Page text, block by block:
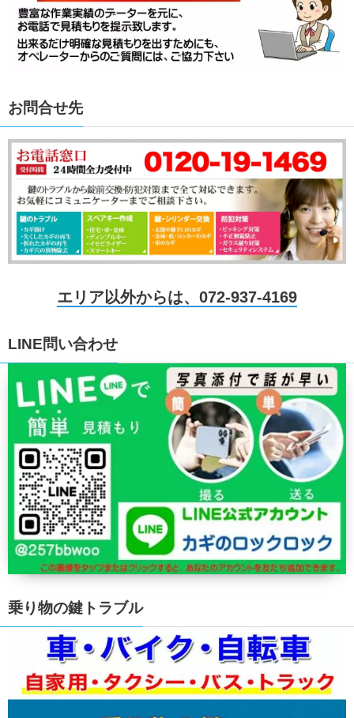
お問合せ先
エリア以外からは、072-937-4169
LINE問い合わせ
乗り物の鍵トラブル